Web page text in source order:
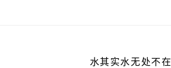
水其实水无处不在